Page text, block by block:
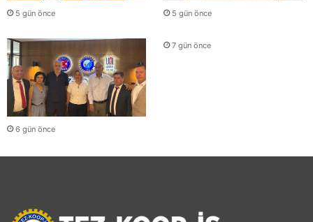
5 gün önce 5 gün önce
6 gün önce
7 gün önce